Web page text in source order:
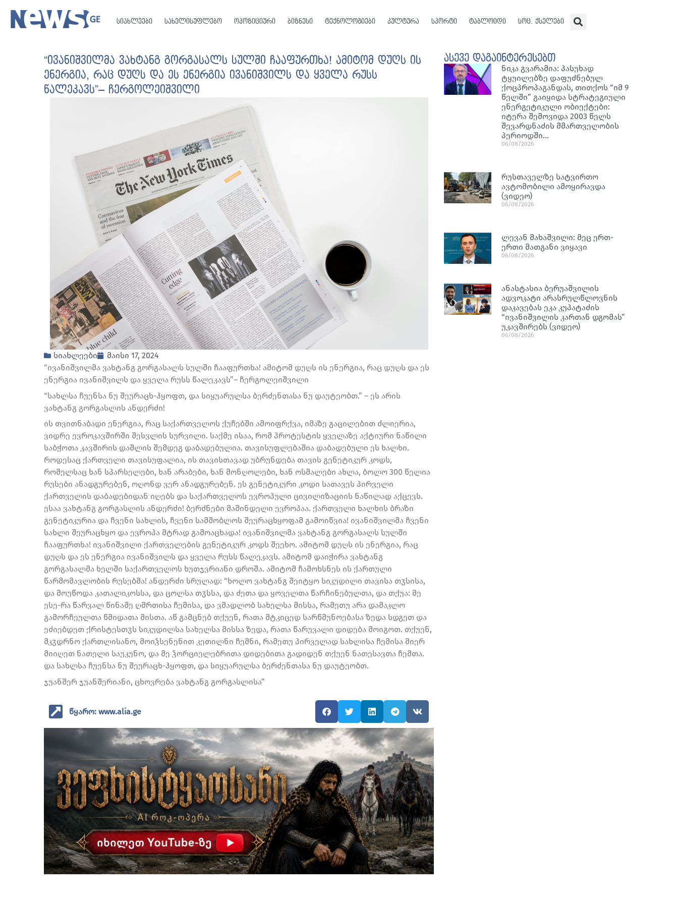
სიახლეები სახელისუფლებო ოპოზიციური ბიზნესი ტექნოლოგიები კულტურა სპორტი ტაბლოიდი სოც. ქსელები
“ივანიშვილმა ვახტანგ გორგასალს სულში ჩააფურთხა! ამიტომ დუღს ის
ენერგია, რაც დუღს და ეს ენერგია ივანიშვილს და ყველა რუსს
წალეკავს”– ჩერგოლეიშვილი
სიახლეები
მაისი 17, 2024
“ივანიშვილმა ვახტანგ გორგასალს სულში ჩააფურთხა! ამიტომ დუღს ის ენერგია, რაც დუღს და ეს
ენერგია ივანიშვილს და ყველა რუსს წალეკავს”– ჩერგოლეიშვილი
“სახლსა ჩუენსა ნუ შეურაცხ-ჰყოფთ, და სიყუარულსა ბერძენთასა ნუ დაუტეობთ.” – ეს არის
ვახტანგ გორგასლის ანდერძი!
ის თვითნაბადი ენერგია, რაც საქართველოს ქუჩებში ამოიფრქვა, იმაზე გაცილებით ძლიერია,
ვიდრე ევროკავშირში შესვლის სურვილი. საქმე ისაა, რომ პროტესტის ყველაზე აქტიური ნაწილი
საბჭოთა კავშირის დაშლის შემდეგ დაბადებულია. თავისუფლებაშია დაბადებული ეს ხალხი.
როდესაც ქართველი თავისუფალია, ის თავისთავად უბრუნდება თავის გენეტიკურ კოდს,
რომელსაც ხან სპარსელები, ხან არაბები, ხან მონღოლები, ხან ოსმალები ახლა, ბოლო 300 წელია
რუსები ანადგურებენ, ოღონდ ვერ ანადგურებენ. ეს გენეტიკური კოდი სათავეს პირველი
ქართველის დაბადებიდან იღებს და საქართველოს ევროპული ცივილიზაციის ნაწილად აქცევს.
ესაა ვახტანგ გორგასლის ანდერძი! ბერძნები მაშინდელი ევროპაა. ქართველი ხალხის ბრაზი
გენეტიკურია და ჩვენი სახლის, ჩვენი სამშობლოს შეურაცხყოფამ გამოიწვია! ივანიშვილმა ჩვენი
სახლი შეურაცხყო და ევროპა მტრად გამოაცხადა! ივანიშვილმა ვახტანგ გორგასალს სულში
ჩააფურთხა! ივანიშვილი ქართველების გენეტიკურ კოდს შეეხო. ამიტომ დუღს ის ენერგია, რაც
დუღს და ეს ენერგია ივანიშვილს და ყველა რუსს წალეკავს. ამიტომ დაიჭირა ვახტანგ
გორგასალმა ხელში საქართველოს ხუთჯვრიანი დროშა. ამიტომ ჩამოხსნეს ის ქართული
წარმომავლობის რუსებმა! ანდერძი სრულად: “ხოლო ვახტანგ შეიტყო სიკუდილი თავისა თჳსისა,
და მოუწოდა კათალიკოსსა, და ცოლსა თჳსსა, და ძეთა და ყოველთა წარჩინებულთა, და თქუა: მე
ესე-რა წარვალ წინაშე ღმრთისა ჩემისა, და ვმადლობ სახელსა მისსა, რამეთუ არა დამაკლო
გამორჩეულთა წმიდათა მისთა. აწ გამცნებ თქუენ, რათა მტკიცედ სარწმუნოებასა ზედა სდგეთ და
ეძიებდეთ ქრისტესთჳს სიკუდილსა სახელსა მისსა ზედა, რათა წარუვალი დიდება მოიგოთ. თქუენ,
მკჳდრნო ქართლისანო, მოიჴსენენით კეთილნი ჩემნი, რამეთუ პირველად სახლისა ჩემისა მიერ
მიიღეთ ნათელი საუკუნო, და მე ჴორციელებრითა დიდებითა გადიდენ თქუენ ნათესავთა ჩემთა.
და სახლსა ჩუენსა ნუ შეურაცხ-ჰყოფთ, და სიყუარულსა ბერძენთასა ნუ დაუტეობთ.
ჯუანშერ ჯუანშერიანი, ცხოვრება ვახტანგ გორგასლისა”
წყარო: www.alia.ge
ასევე დაგაინტერესებთ
ნიკა გვარამია: პასუხად
ტყუილებზე დაფუძნებულ
ქოცპროპაგანდას, თითქოს “იმ 9
წელში” გაიყიდა სტრატეგიული
ენერგეტიკული ობიექტები:
იტერა შემოვიდა 2003 წელს
შევარდნაძის მმართველობის
პერიოდში…
06/08/2026
რუსთაველზე სატვირთო
ავტომობილი ამოყირავდა
(ვიდეო)
06/08/2026
ლევან მახაშვილი: მეც ერთ-
ერთი მათგანი ვიყავი
06/08/2026
ანასტასია ბერუაშვილის
ადვოკატი არასრულწლოვნის
დაკავებას ეკა კუპატაძის
“ივანიშვილის კართან დგომას”
უკავშირებს (ვიდეო)
06/08/2026